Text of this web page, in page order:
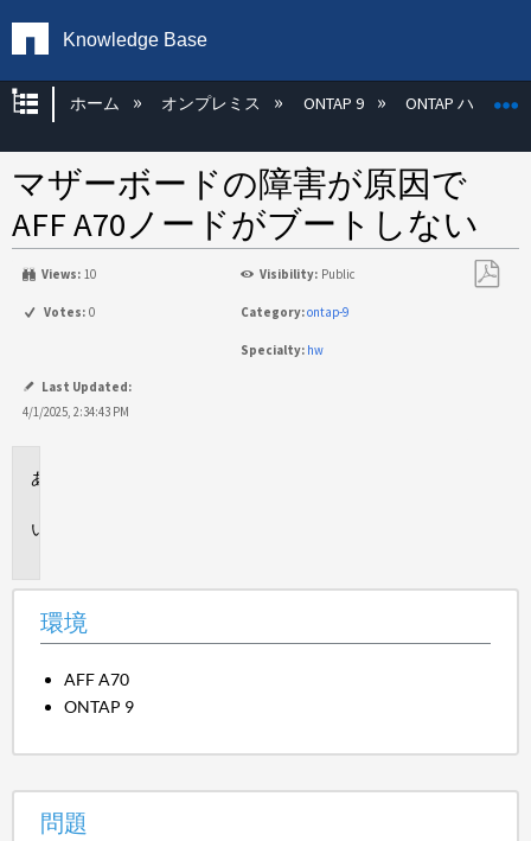
Knowledge Base
グローバル階層を展開/折りたたむ
ホーム オンプレミス ONTAP 9 ONTAP ハード
マザーボードの障害が原因で
AFF A70ノードがブートしない
Views: 10 Visibility: Public
Votes: 0 Category:ontap-9
Specialty: hw
Last Updated:
4/1/2025, 2:34:43 PM
環境
AFF A70
ONTAP 9
問題